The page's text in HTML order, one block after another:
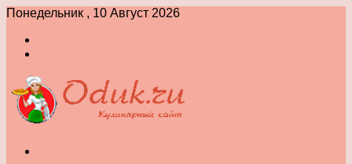
Понедельник , 10 Август 2026